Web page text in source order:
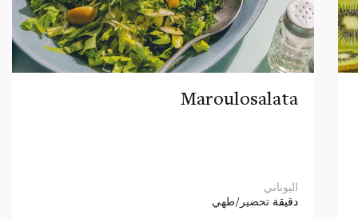
Maroulosalata
اليوناني
دقيقة تحضير/طهي